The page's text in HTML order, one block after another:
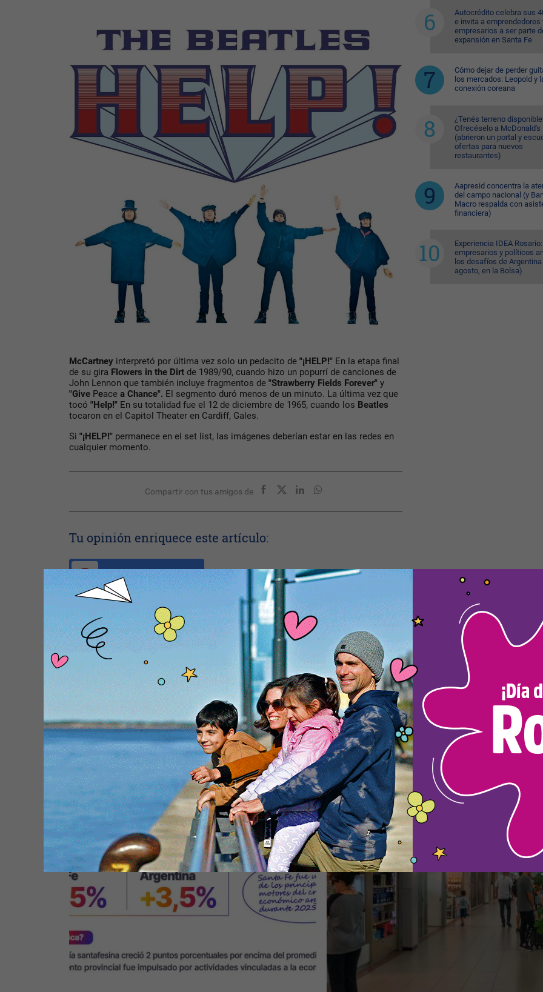
McCartney interpretó por última vez solo un pedacito de "¡HELP!" En la etapa final
de su gira Flowers in the Dirt de 1989/90, cuando hizo un popurrí de canciones de
John Lennon que también incluye fragmentos de "Strawberry Fields Forever" y
"Give Peace a Chance". El segmento duró menos de un minuto. La última vez que
tocó "Help!" En su totalidad fue el 12 de diciembre de 1965, cuando los Beatles
tocaron en el Capitol Theater en Cardiff, Gales.
Si "¡HELP!" permanece en el set list, las imágenes deberían estar en las redes en
cualquier momento.
Compartir con tus amigos de
Tu opinión enriquece este artículo:
Ingresar con Google
Autocrédito celebra sus
e invita a emprendedores
empresarios a ser parte
expansión en Santa Fe
Cómo dejar de perder
los mercados: Leopold y
conexión coreana
¿Tenés terreno
Ofrecéselo a McDonald's
(abrieron un portal y
ofertas para nuevos
restaurantes)
Aapresid concentra la
del campo nacional (y
Macro respalda con
financiera)
Experiencia IDEA Rosario:
empresarios y políticos
los desafíos de
agosto, en la Bolsa)
Te puede interesar:
Nota Principal
Santa Fe saca pecho "más arriba de la
media nacional" (creció por encima y
reforzó su peso en la economía
argentina)
Nota Principal
Un paseo comercial en pleno
del aeropuerto (licitan 11 locales,
abren sobres en agosto y adjudican
en setiembre)